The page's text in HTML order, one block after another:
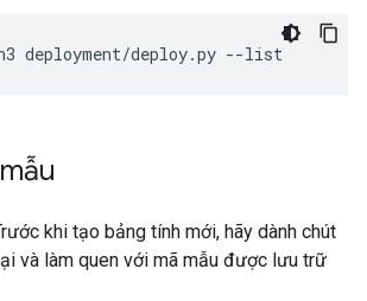
deployment/deploy.py --list
khi tạo bảng tính mới, hãy dành chút
và làm quen với mã mẫu được lưu trữ